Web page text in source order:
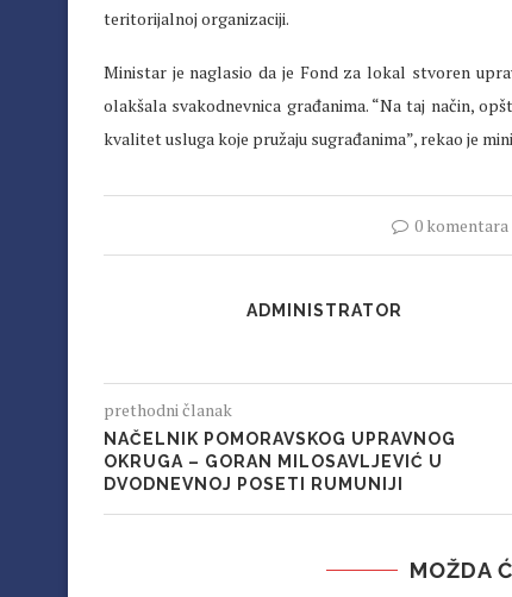
teritorijalnoj organizaciji.
Ministar je naglasio da je Fond za lokal stvoren
olakšala svakodnevnica građanima. “Na taj način,
kvalitet usluga koje pružaju sugrađanima”, rekao je
0 komentara
ADMINISTRATOR
prethodni članak
NAČELNIK POMORAVSKOG UPRAVNOG
OKRUGA – GORAN MILOSAVLJEVIĆ U
DVODNEVNOJ POSETI RUMUNIJI
MOŽDA